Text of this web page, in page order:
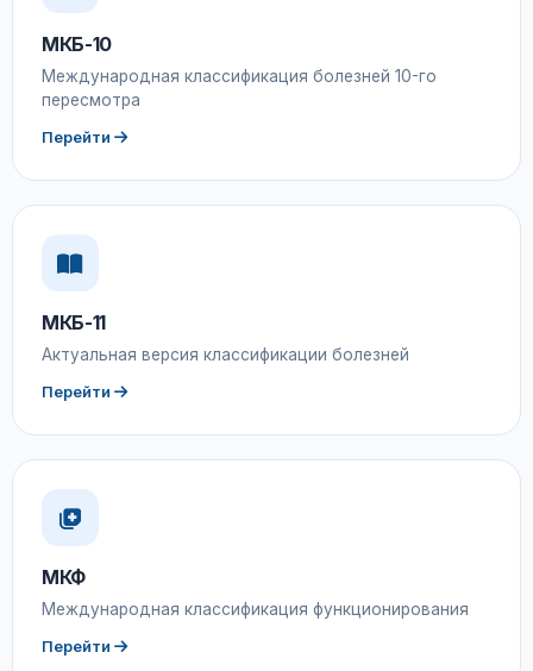
МКБ-10
Международная классификация болезней 10-го
пересмотра
Перейти
МКБ-11
Актуальная версия классификации болезней
Перейти
МКФ
Международная классификация функционирования
Перейти